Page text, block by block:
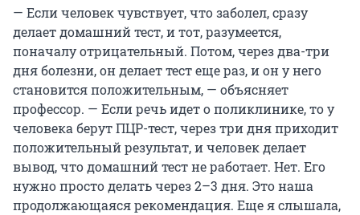
— Если человек чувствует, что заболел, сразу
делает домашний тест, и тот, разумеется,
поначалу отрицательный. Потом, через два-три
дня болезни, он делает тест еще раз, и он у него
становится положительным, — объясняет
профессор. — Если речь идет о поликлинике, то у
человека берут ПЦР-тест, через три дня приходит
положительный результат, и человек делает
вывод, что домашний тест не работает. Нет. Его
нужно просто делать через 2–3 дня. Это наша
продолжающаяся рекомендация. Еще я слышала,